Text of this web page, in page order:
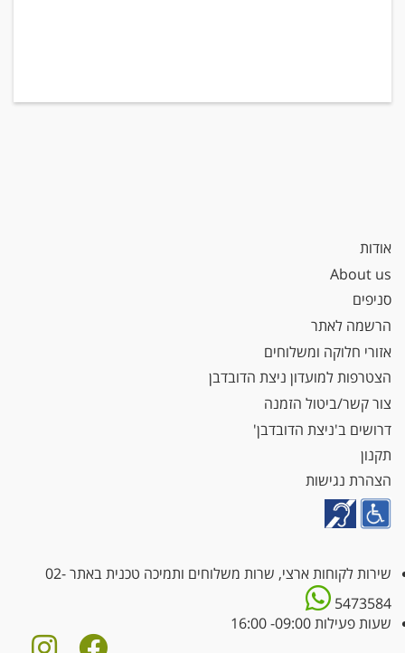
אודות
About us
סניפים
הרשמה לאתר
אזורי חלוקה ומשלוחים
הצטרפות למועדון ניצת הדובדבן
צור קשר/ביטול הזמנה
דרושים ב'ניצת הדובדבן'
תקנון
הצהרת נגישות
שירות לקוחות ארצי, שרות משלוחים ותמיכה טכנית באתר02-
5473584
שעות פעילות 09:00- 16:00